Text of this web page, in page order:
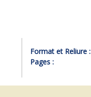
Format et Reliure :
Pages :